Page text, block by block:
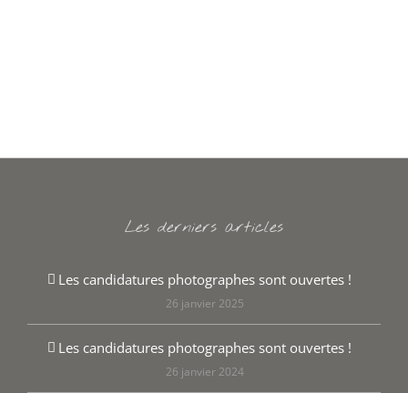
Les derniers articles
Les candidatures photographes sont ouvertes !
26 janvier 2025
Les candidatures photographes sont ouvertes !
26 janvier 2024